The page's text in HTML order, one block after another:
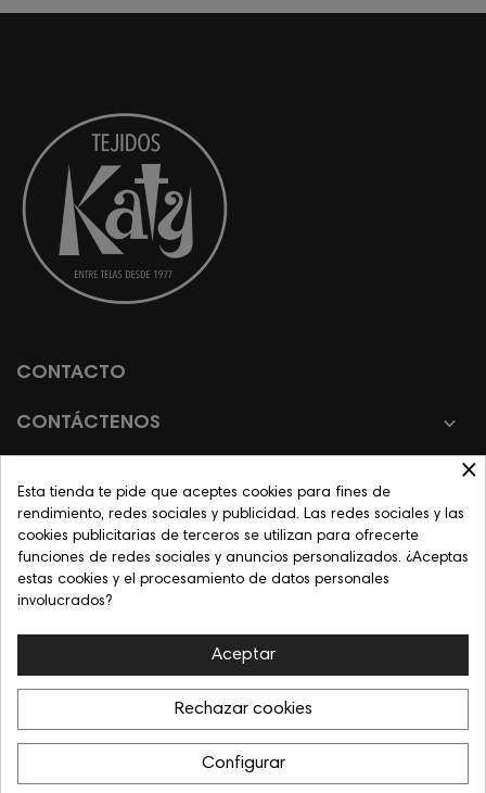
CONTACTO
CONTÁCTENOS 
INFORMACIÓN
LEGAL
×
Esta tienda te pide que aceptes cookies para fines de
rendimiento, redes sociales y publicidad. Las redes sociales y las
cookies publicitarias de terceros se utilizan para ofrecerte
funciones de redes sociales y anuncios personalizados. ¿Aceptas
estas cookies y el procesamiento de datos personales
involucrados?
Aceptar
Rechazar cookies
Configurar